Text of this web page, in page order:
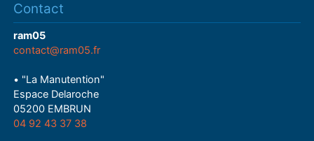
Contact
ram05
contact@ram05.fr
• "La Manutention"
Espace Delaroche
05200 EMBRUN
04 92 43 37 38